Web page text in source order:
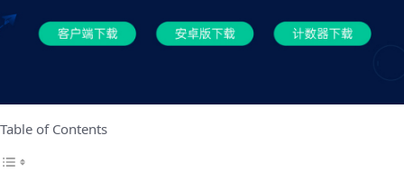
Table of Contents